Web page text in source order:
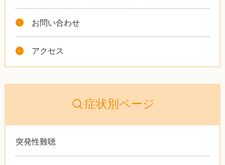
お問い合わせ
アクセス
症状別ページ
突発性難聴